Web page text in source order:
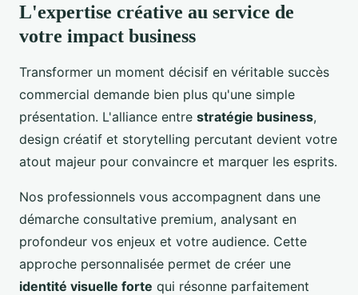
L'expertise créative au service de
votre impact business
Transformer un moment décisif en véritable succès
commercial demande bien plus qu'une simple
présentation. L'alliance entre stratégie business,
design créatif et storytelling percutant devient votre
atout majeur pour convaincre et marquer les esprits.
Nos professionnels vous accompagnent dans une
démarche consultative premium, analysant en
profondeur vos enjeux et votre audience. Cette
approche personnalisée permet de créer une
identité visuelle forte qui résonne parfaitement